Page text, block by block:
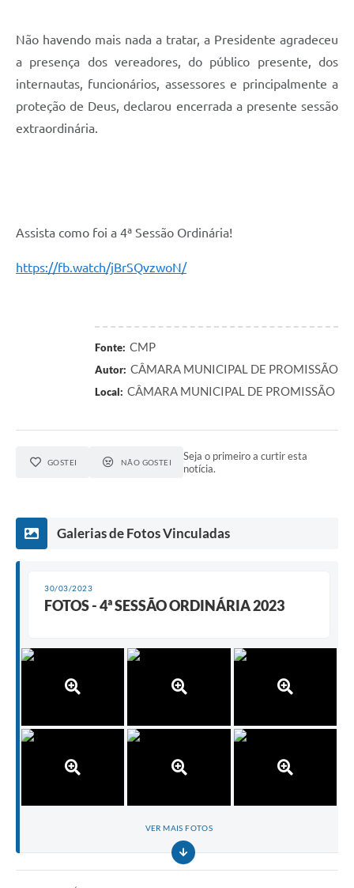
Não havendo mais nada a tratar, a Presidente agradeceu
a presença dos vereadores, do público presente, dos
internautas, funcionários, assessores e principalmente a
proteção de Deus, declarou encerrada a presente sessão
extraordinária.
Assista como foi a 4ª Sessão Ordinária!
https://fb.watch/jBrSQvzwoN/
Fonte: CMP
Autor: CÂMARA MUNICIPAL DE PROMISSÃO
Local: CÂMARA MUNICIPAL DE PROMISSÃO
GOSTEI NÃO GOSTEI
Seja o primeiro a curtir esta
notícia.
Galerias de Fotos Vinculadas
30/03/2023
FOTOS - 4ª SESSÃO ORDINÁRIA 2023
VER MAIS FOTOS